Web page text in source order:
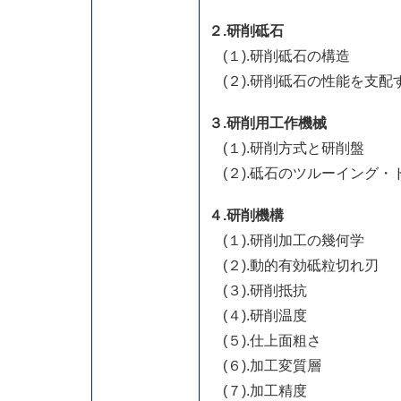
２.研削砥石
(１).研削砥石の構造
(２).研削砥石の性能を支配
３.研削用工作機械
(１).研削方式と研削盤
(２).砥石のツルーイング・
４.研削機構
(１).研削加工の幾何学
(２).動的有効砥粒切れ刃
(３).研削抵抗
(４).研削温度
(５).仕上面粗さ
(６).加工変質層
(７).加工精度